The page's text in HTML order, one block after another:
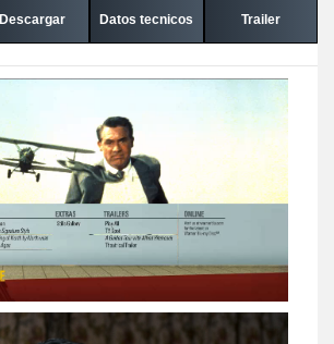
Descargar Datos tecnicos Trailer